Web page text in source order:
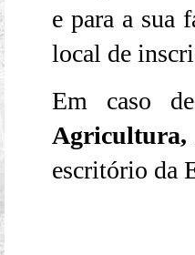
e para a sua
local de
Em caso
Agricultura,
escritório da